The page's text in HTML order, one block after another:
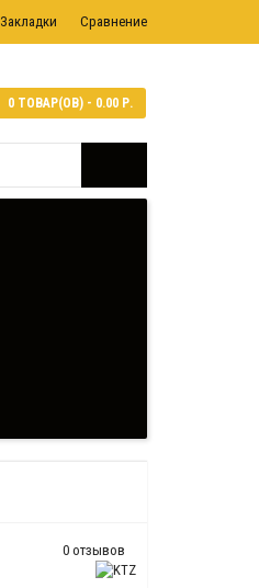
Закладки Сравнение
0 ТОВАР(ОВ) - 0.00 Р.
0 отзывов